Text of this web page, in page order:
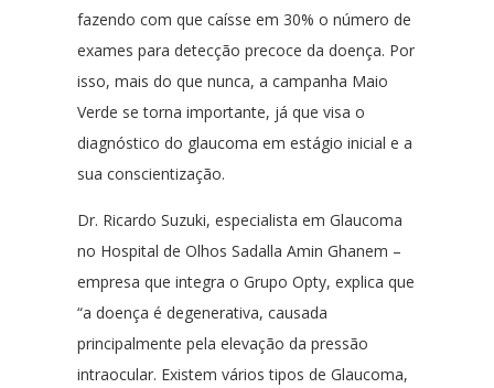
fazendo com que caísse em 30% o número de
exames para detecção precoce da doença. Por
isso, mais do que nunca, a campanha Maio
Verde se torna importante, já que visa o
diagnóstico do glaucoma em estágio inicial e a
sua conscientização.
Dr. Ricardo Suzuki, especialista em Glaucoma
no Hospital de Olhos Sadalla Amin Ghanem –
empresa que integra o Grupo Opty, explica que
“a doença é degenerativa, causada
principalmente pela elevação da pressão
intraocular. Existem vários tipos de Glaucoma,